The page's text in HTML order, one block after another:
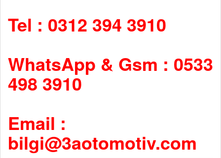
Tel : 0312 394 3910
WhatsApp & Gsm : 0533
498 3910
Email :
bilgi@3aotomotiv.com